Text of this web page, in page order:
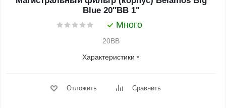
Blue 20″BB 1"
Много
20BB
Характеристики
Отложить Сравнить